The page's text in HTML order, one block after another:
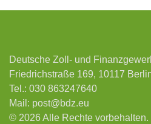
Deutsche Zoll- und
Friedrichstraße 169, 10117
Tel.: 030 863247640
Mail: post@bdz.eu
© 2026 Alle Rechte vorbehalten.